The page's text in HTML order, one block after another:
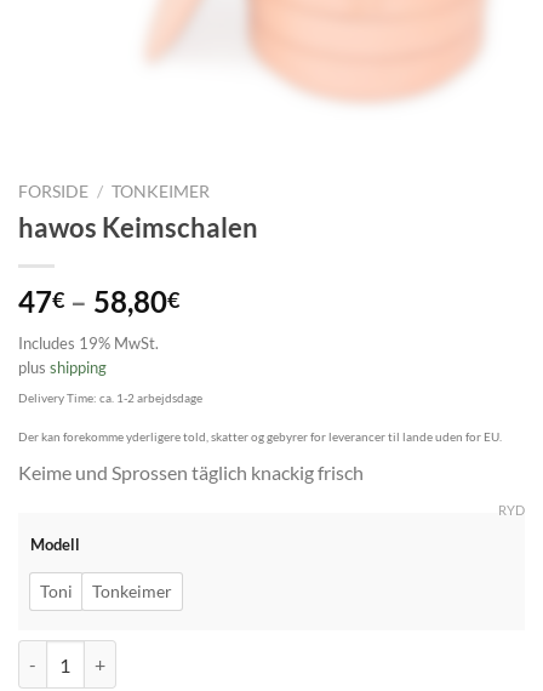
FORSIDE / TONKEIMER
hawos Keimschalen
47€ – 58,80€Prisinterval:
58,80€
Includes 19% MwSt.
plus shipping
Delivery Time: ca. 1-2 arbejdsdage
Der kan forekomme yderligere told, skatter og gebyrer for leverancer til lande uden for EU.
Keime und Sprossen täglich knackig frisch
Modell
Toni Tonkeimer
RYD